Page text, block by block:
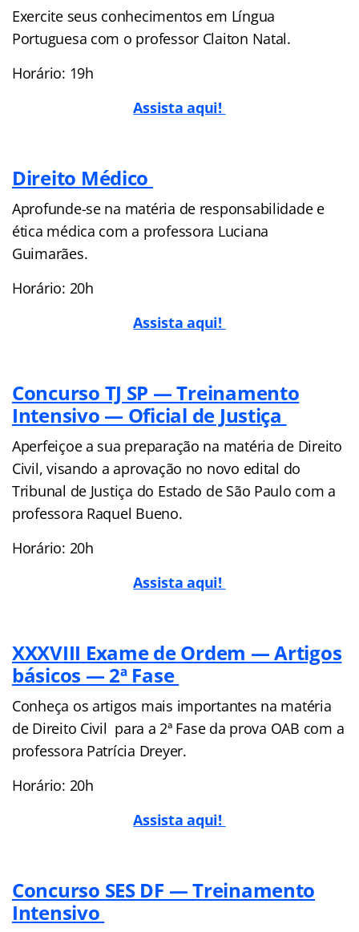
Exercite seus conhecimentos em Língua
Portuguesa com o professor Claiton Natal.
Horário: 19h
Assista aqui!
Direito Médico
Aprofunde-se na matéria de responsabilidade e
ética médica com a professora Luciana
Guimarães.
Horário: 20h
Assista aqui!
Concurso TJ SP — Treinamento
Intensivo — Oficial de Justiça
Aperfeiçoe a sua preparação na matéria de Direito
Civil, visando a aprovação no novo edital do
Tribunal de Justiça do Estado de São Paulo com a
professora Raquel Bueno.
Horário: 20h
Assista aqui!
XXXVIII Exame de Ordem — Artigos
básicos — 2ª Fase
Conheça os artigos mais importantes na matéria
de Direito Civil para a 2ª Fase da prova OAB com a
professora Patrícia Dreyer.
Horário: 20h
Assista aqui!
Concurso SES DF — Treinamento
Intensivo